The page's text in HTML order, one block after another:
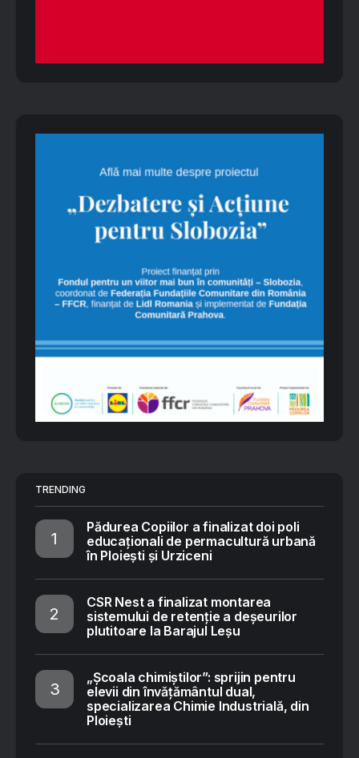
TRENDING
Pădurea Copiilor a finalizat doi poli
educaționali de permacultură urbană
în Ploiești și Urziceni
CSR Nest a finalizat montarea
sistemului de retenție a deșeurilor
plutitoare la Barajul Leșu
„Școala chimiștilor”: sprijin pentru
elevii din învățământul dual,
specializarea Chimie Industrială, din
Ploiești